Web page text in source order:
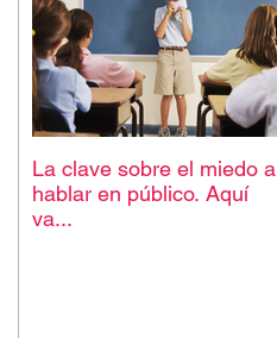
La clave sobre el miedo a
hablar en público. Aquí
va...